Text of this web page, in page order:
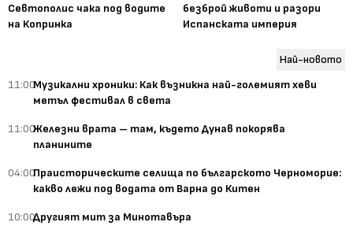
Севтополис чака под водите
на Копринка
безброй животи и разори
Испанската империя
Най-новото
11:00Музикални хроники: Как възникна най-големият хеви
метъл фестивал в света
11:00Железни врата – там, където Дунав покорява
планините
04:00Праисторическите селища по българското Черноморие:
какво лежи под водата от Варна до Китен
10:00Другият мит за Минотавъра